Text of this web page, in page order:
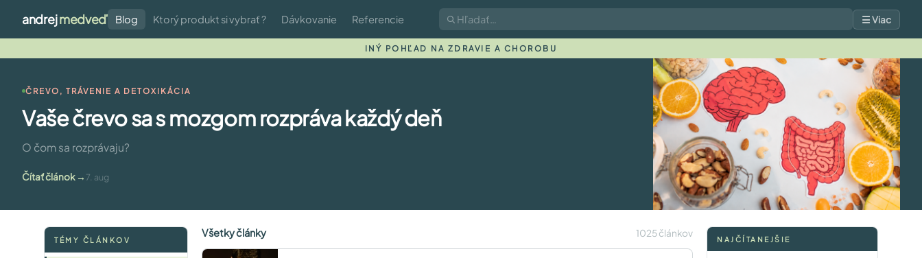
andrejmedveď Blog Ktorý produkt si vybrať ? Dávkovanie Referencie ☰ Viac
INÝ POHĽAD NA ZDRAVIE A CHOROBU
ČREVO, TRÁVENIE A DETOXIKÁCIA
Vaše črevo sa s mozgom rozpráva každý deň
O čom sa rozprávaju?
Čítať článok 7. aug
TÉMY ČLÁNKOV
Všetky články 1025 článkov
NAJČÍTANEJŠIE